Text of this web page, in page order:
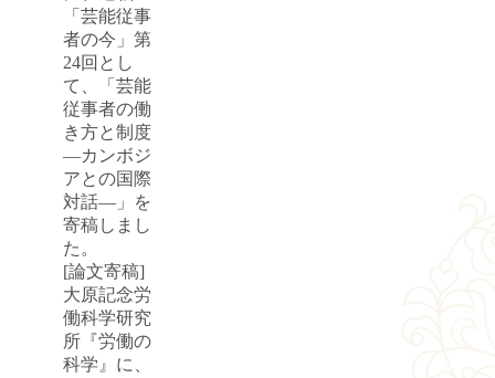
「芸能従事
者の今」第
24回とし
て、「芸能
従事者の働
き方と制度
―カンボジ
アとの国際
対話―」を
寄稿しまし
た。
[論文寄稿]
大原記念労
働科学研究
所『労働の
科学』に、